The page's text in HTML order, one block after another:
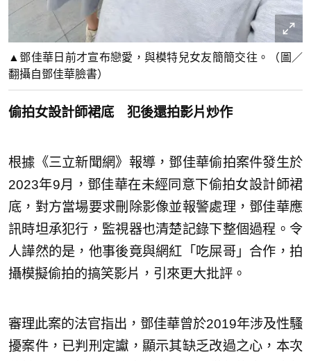
▲鄧佳華日前才宣布戀愛，與模特兒女友簡簡交往。（圖／
翻攝自鄧佳華臉書）
偷拍女設計師裙底 犯後還拍影片炒作
根據《三立新聞網》報導，鄧佳華偷拍案件發生於
2023年9月，鄧佳華在未經同意下偷拍女設計師裙
底，對方當場要求刪除影像並報警處理，鄧佳華應
訊時坦承犯行，監視器也清楚記錄下整個過程。令
人譁然的是，他事後竟與網紅「吃屎哥」合作，拍
攝模擬偷拍的搞笑影片，引來更大批評。
審理此案的法官指出，鄧佳華曾於2019年涉及性騷
擾案件，已判刑定讞，顯示其缺乏改過之心，本次